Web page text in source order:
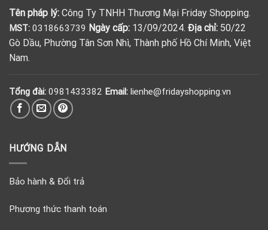
Tên pháp lý: Công Ty TNHH Thương Mại Friday Shopping.
MST: 0318663739 Ngày cấp: 13/09/2024. Địa chỉ: 50/22
Gò Dầu, Phường Tân Sơn Nhì, Thành phố Hồ Chí Minh, Việt
Nam.
Tổng đài: 0981433382 Email: lienhe@fridayshopping.vn
HƯỚNG DẪN
Bảo hành & Đổi trả
Phương thức thanh toán